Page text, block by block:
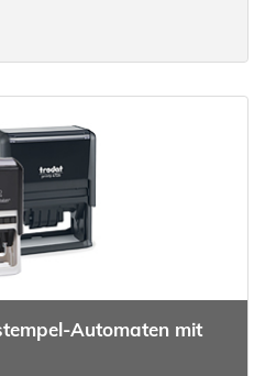
Automaten mit